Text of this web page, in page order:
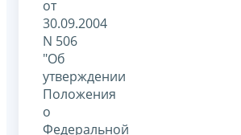
от
30.09.2004
N 506
"Об
утверждении
Положения
о
Федеральной